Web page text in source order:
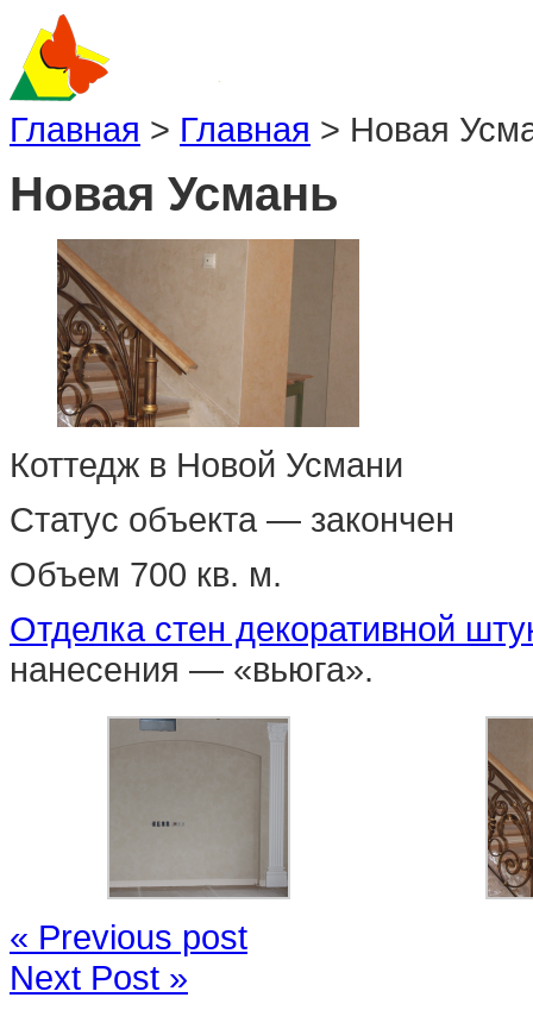
Главная > Главная > Новая
Новая Усмань
Коттедж в Новой Усмани
Статус объекта — закончен
Объем 700 кв. м.
Отделка стен декоративной
нанесения — «вьюга».
« Previous post
Next Post »